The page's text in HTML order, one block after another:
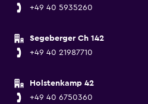
+49 40 5935260
Segeberger Ch 142
+49 40 21987710
Holstenkamp 42
+49 40 6750360